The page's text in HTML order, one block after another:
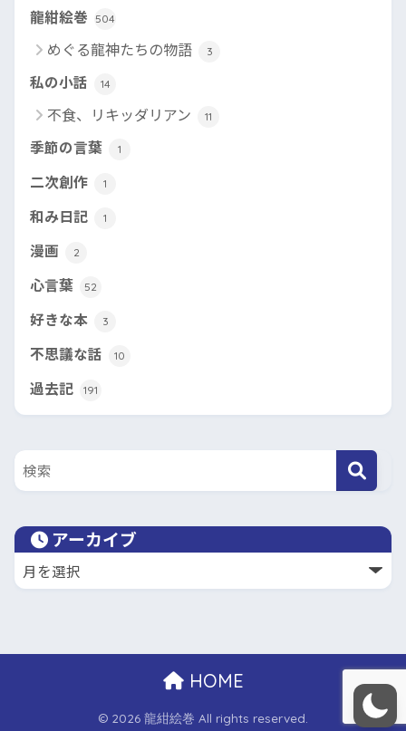
龍紺絵巻 504
めぐる龍神たちの物語 3
私の小話 14
不食、リキッダリアン 11
季節の言葉 1
二次創作 1
和み日記 1
漫画 2
心言葉 52
好きな本 3
不思議な話 10
過去記 191
アーカイブ
HOME
© 2026 龍紺絵巻 All rights reserved.